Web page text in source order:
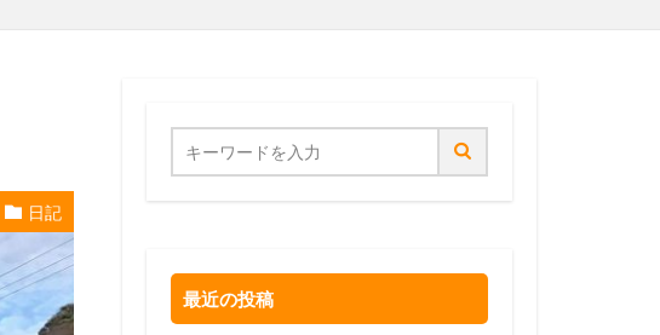
日記
最近の投稿